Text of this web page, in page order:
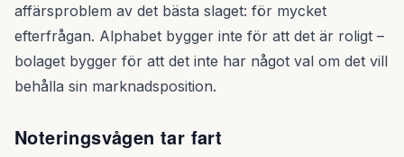
affärsproblem av det bästa slaget: för mycket
efterfrågan. Alphabet bygger inte för att det är roligt –
bolaget bygger för att det inte har något val om det vill
behålla sin marknadsposition.
Noteringsvågen tar fart